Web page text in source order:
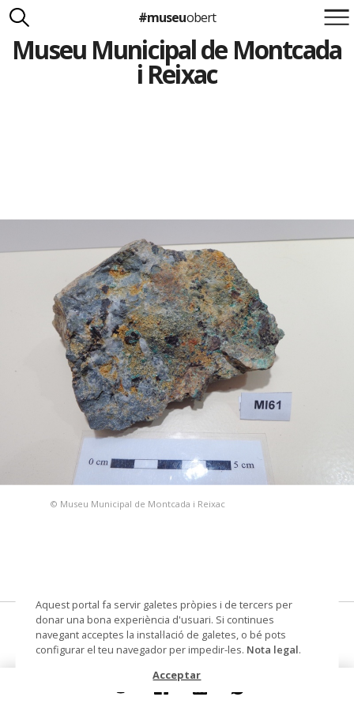
Suma't a la iniciativa
Carlota Royo
#museuobert
Museu Municipal de Montcada
i Reixac
© Museu Municipal de Montcada i Reixac
Limonita
Materials i tècniques lític
Aquest portal fa servir galetes pròpies i de tercers per
donar una bona experiència d'usuari. Si continues
navegant acceptes la instal·lació de galetes, o bé pots
configurar el teu navegador per impedir-les. Nota legal.
Acceptar